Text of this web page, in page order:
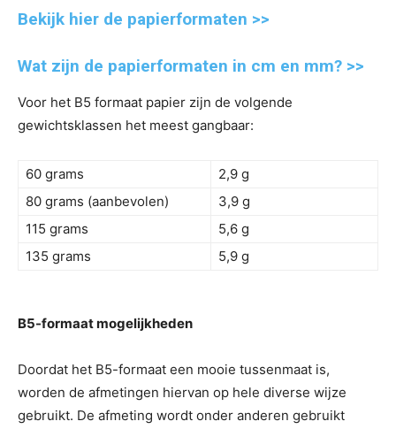
Bekijk hier de papierformaten >>
Wat zijn de papierformaten in cm en mm? >>
Voor het B5 formaat papier zijn de volgende
gewichtsklassen het meest gangbaar:
60 grams
2,9 g
80 grams (aanbevolen)
3,9 g
115 grams
5,6 g
135 grams
5,9 g
B5-formaat mogelijkheden
Doordat het B5-formaat een mooie tussenmaat is,
worden de afmetingen hiervan op hele diverse wijze
gebruikt. De afmeting wordt onder anderen gebruikt